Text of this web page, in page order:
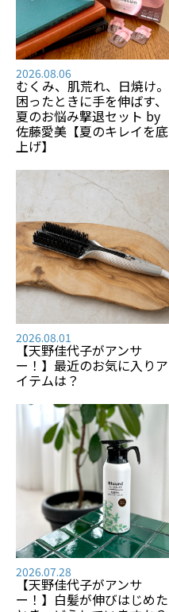
2026.08.06
むくみ、肌荒れ、日焼け――。
困ったときに手を伸ばす、
夏のお悩み撃退セット by
佐藤愛美【夏のキレイを底
上げ】
2026.08.01
【天野佳代子がアンサ
ー！】最近のお気に入りア
イテムは？
2026.07.28
【天野佳代子がアンサ
ー！】白髪が伸びはじめた